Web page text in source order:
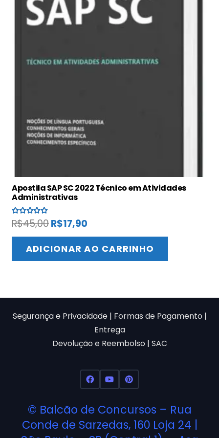
Apostila SAP SC 2022 Técnico em Atividades
Administrativas
Avaliação5.00 de 5
R$45,00O
preço
original
era:
R$17,90
preço
atual
é:
ADICIONAR AO CARRINHO
Segurança e Privacidade| Formas de Pagamento|
Entrega
Devolução e Reembolso| SAC
© Balcão de Concursos – Rua
Conde de Sarzedas, 160 Loja 24 |